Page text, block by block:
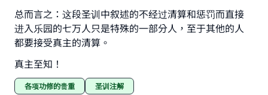
总而言之：这段圣训中叙述的不经过清算和惩罚而直接
进入乐园的七万人只是特殊的一部分人，至于其他的人
都要接受真主的清算。
真主至知！
各项功修的贵重 圣训注解